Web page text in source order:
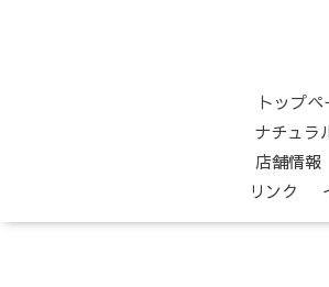
トップペ
ナチュラ
店舗情報
リンク